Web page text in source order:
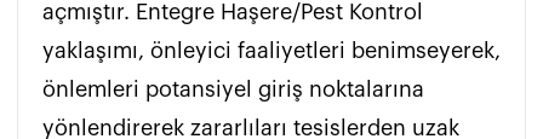
açmıştır. Entegre Haşere/Pest Kontrol
yaklaşımı, önleyici faaliyetleri benimseyerek,
önlemleri potansiyel giriş noktalarına
yönlendirerek zararlıları tesislerden uzak